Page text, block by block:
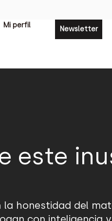
Mi perfil Newsletter
este
honestidad del